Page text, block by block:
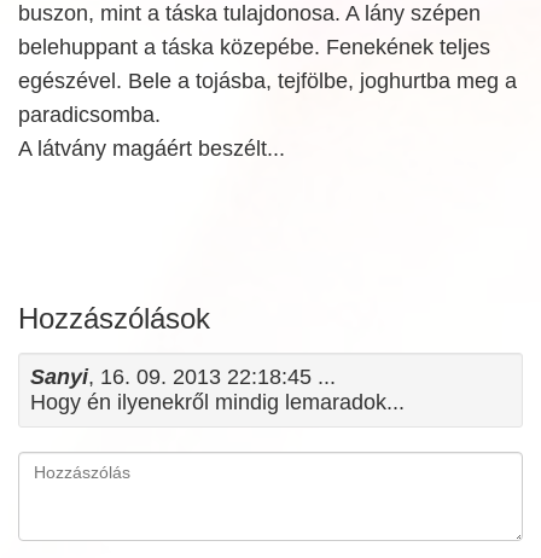
buszon, mint a táska tulajdonosa. A lány szépen
belehuppant a táska közepébe. Fenekének teljes
egészével. Bele a tojásba, tejfölbe, joghurtba meg a
paradicsomba.
A látvány magáért beszélt...
Hozzászólások
Sanyi, 16. 09. 2013 22:18:45 ...
Hogy én ilyenekről mindig lemaradok...